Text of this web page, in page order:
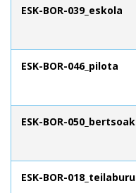
ESK-BOR-039_eskola
ESK-BOR-046_pilota
ESK-BOR-050_bertsoak
ESK-BOR-018_teilaburu